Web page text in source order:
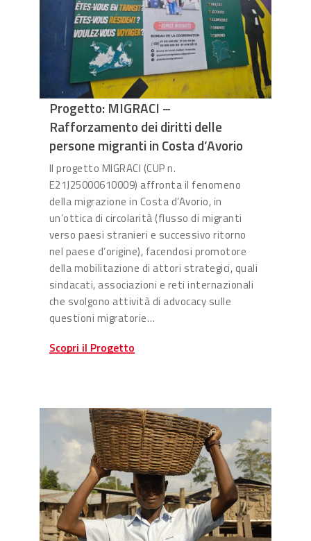
Progetto: MIGRACI –
Rafforzamento dei diritti delle
persone migranti in Costa d’Avorio
Il progetto MIGRACI (CUP n.
E21J25000610009) affronta il fenomeno
della migrazione in Costa d’Avorio, in
un’ottica di circolarità (flusso di migranti
verso paesi stranieri e successivo ritorno
nel paese d’origine), facendosi promotore
della mobilitazione di attori strategici, quali
sindacati, associazioni e reti internazionali
che svolgono attività di advocacy sulle
questioni migratorie…
Scopri il Progetto